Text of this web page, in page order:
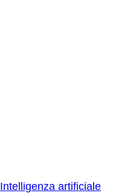
Intelligenza artificiale